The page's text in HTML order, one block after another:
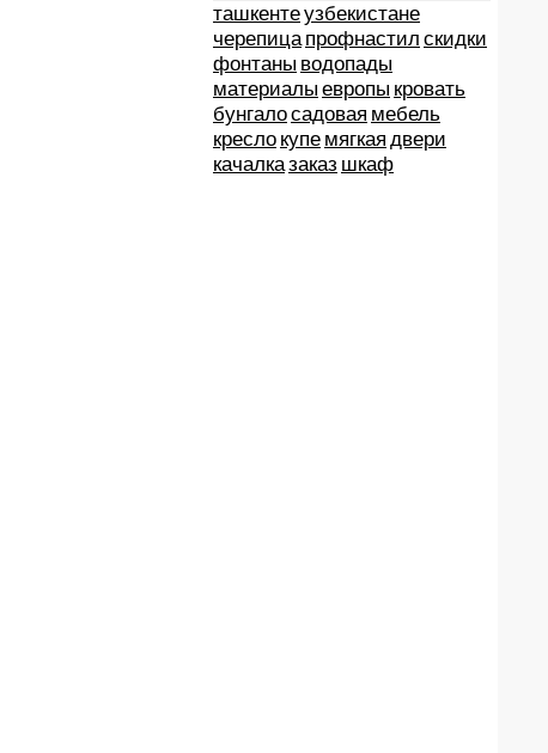
ташкентеузбекистане
черепица профнастил скидки
фонтаны водопады
материалы европы кровать
бунгалосадовая мебель
кресло купе мягкая двери
качалказаказ шкаф